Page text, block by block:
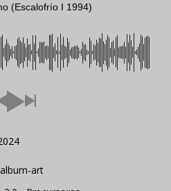
(Escalofrío I 1994)